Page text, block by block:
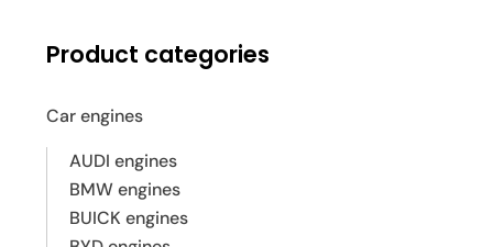
Product categories
Car engines
AUDI engines
BMW engines
BUICK engines